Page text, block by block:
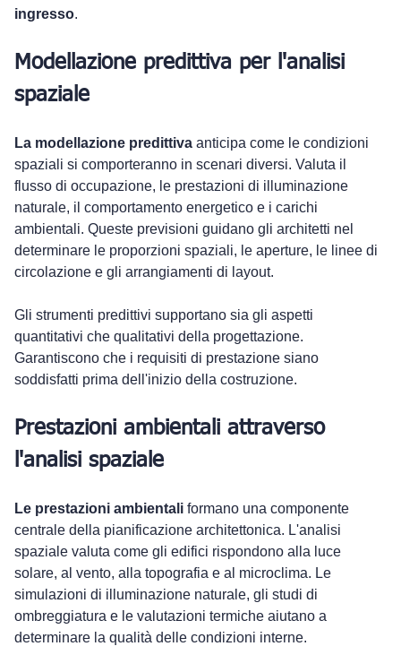
ingresso.
Modellazione predittiva per l'analisi
spaziale
La modellazione predittiva anticipa come le condizioni
spaziali si comporteranno in scenari diversi. Valuta il
flusso di occupazione, le prestazioni di illuminazione
naturale, il comportamento energetico e i carichi
ambientali. Queste previsioni guidano gli architetti nel
determinare le proporzioni spaziali, le aperture, le linee di
circolazione e gli arrangiamenti di layout.
Gli strumenti predittivi supportano sia gli aspetti
quantitativi che qualitativi della progettazione.
Garantiscono che i requisiti di prestazione siano
soddisfatti prima dell'inizio della costruzione.
Prestazioni ambientali attraverso
l'analisi spaziale
Le prestazioni ambientali formano una componente
centrale della pianificazione architettonica. L'analisi
spaziale valuta come gli edifici rispondono alla luce
solare, al vento, alla topografia e al microclima. Le
simulazioni di illuminazione naturale, gli studi di
ombreggiatura e le valutazioni termiche aiutano a
determinare la qualità delle condizioni interne.